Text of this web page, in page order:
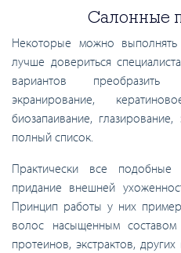
Салонные
Некоторые можно
лучше довериться
вариантов преобразить
экранирование,
биозапаивание,
полный список.
Практически все
придание внешней
Принцип работы у них
волос насыщенным составом
протеинов, экстрактов,